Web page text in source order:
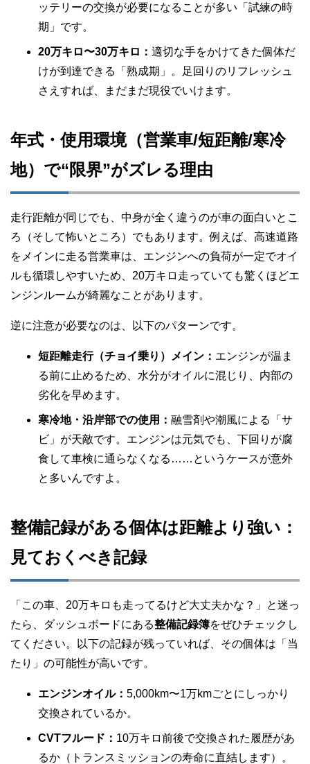
ッテリーの交換が必要になることが多い「試練の時
期」です。
20万キロ〜30万キロ： 適切な手をかけてきた個体だ
けが到達できる「熟成期」。足回りのリフレッシュ
さえすれば、まだまだ現役でいけます。
年式・使用環境（営業車/短距離/寒冷
地）で“限界”がズレる理由
走行距離が同じでも、中身が全く違うのが車の面白いとこ
ろ（そして怖いところ）でもあります。例えば、高速道路
をメインに走る営業車は、エンジンへの負荷が一定でオイ
ルも循環しやすいため、20万キロ走っていても驚くほどエ
ンジンルームが綺麗なことがあります。
逆に注意が必要なのは、以下のパターンです。
短距離走行（チョイ乗り）メイン： エンジンが温ま
る前に止めるため、水分がオイルに混じり、内部の
劣化を早めます。
寒冷地・沿岸部での使用： 融雪剤や潮風による「サ
ビ」が天敵です。エンジンは元気でも、下回りが腐
食して車検に通らなくなる……というケースが意外
と多いんですよ。
整備記録がある個体は距離より強い：
見ておくべき記録
「この車、20万キロも走ってるけど大丈夫かな？」と迷っ
たら、ダッシュボードにある整備記録簿をぜひチェックし
てください。以下の記録が残っていれば、その個体は「当
たり」の可能性が高いです。
エンジンオイル： 5,000km〜1万kmごとにしっかり
交換されているか。
CVTフルード： 10万キロ前後で交換された履歴があ
るか（トランスミッションの寿命に直結します）。